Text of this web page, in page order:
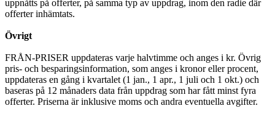
uppnåtts på offerter, på samma typ av uppdrag, inom den radie där
offerter inhämtats.
Övrigt
FRÅN-PRISER uppdateras varje halvtimme och anges i kr. Övrig
pris- och besparingsinformation, som anges i kronor eller procent,
uppdateras en gång i kvartalet (1 jan., 1 apr., 1 juli och 1 okt.) och
baseras på 12 månaders data från uppdrag som har fått minst fyra
offerter. Priserna är inklusive moms och andra eventuella avgifter.